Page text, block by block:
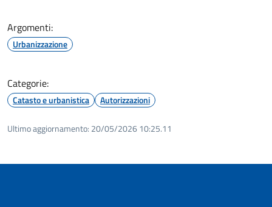
Argomenti:
Urbanizzazione
Categorie:
Catasto e urbanistica Autorizzazioni
Ultimo aggiornamento: 20/05/2026 10:25.11